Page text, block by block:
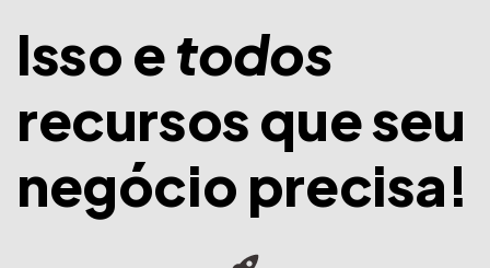
Isso etodos
recursos que seu
negócio precisa!